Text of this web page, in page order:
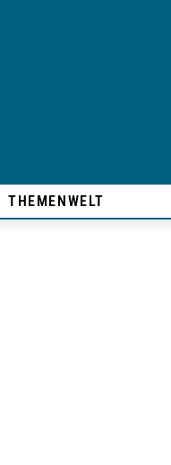
THEMENWELT